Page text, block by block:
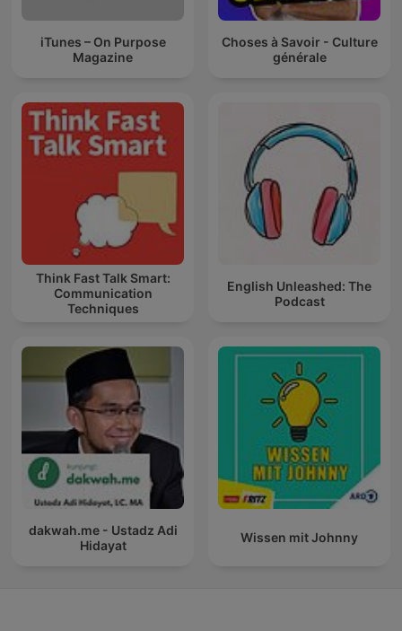
iTunes – On Purpose
Magazine
Choses à Savoir - Culture
générale
Think Fast Talk Smart:
Communication
Techniques
English Unleashed: The
Podcast
dakwah.me - Ustadz Adi
Hidayat
Wissen mit Johnny